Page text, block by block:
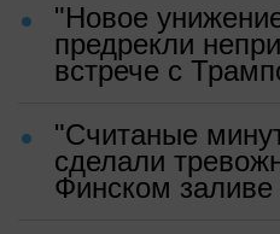
"Новое
предрекли
встрече с
"Считаные
сделали
Финском заливе